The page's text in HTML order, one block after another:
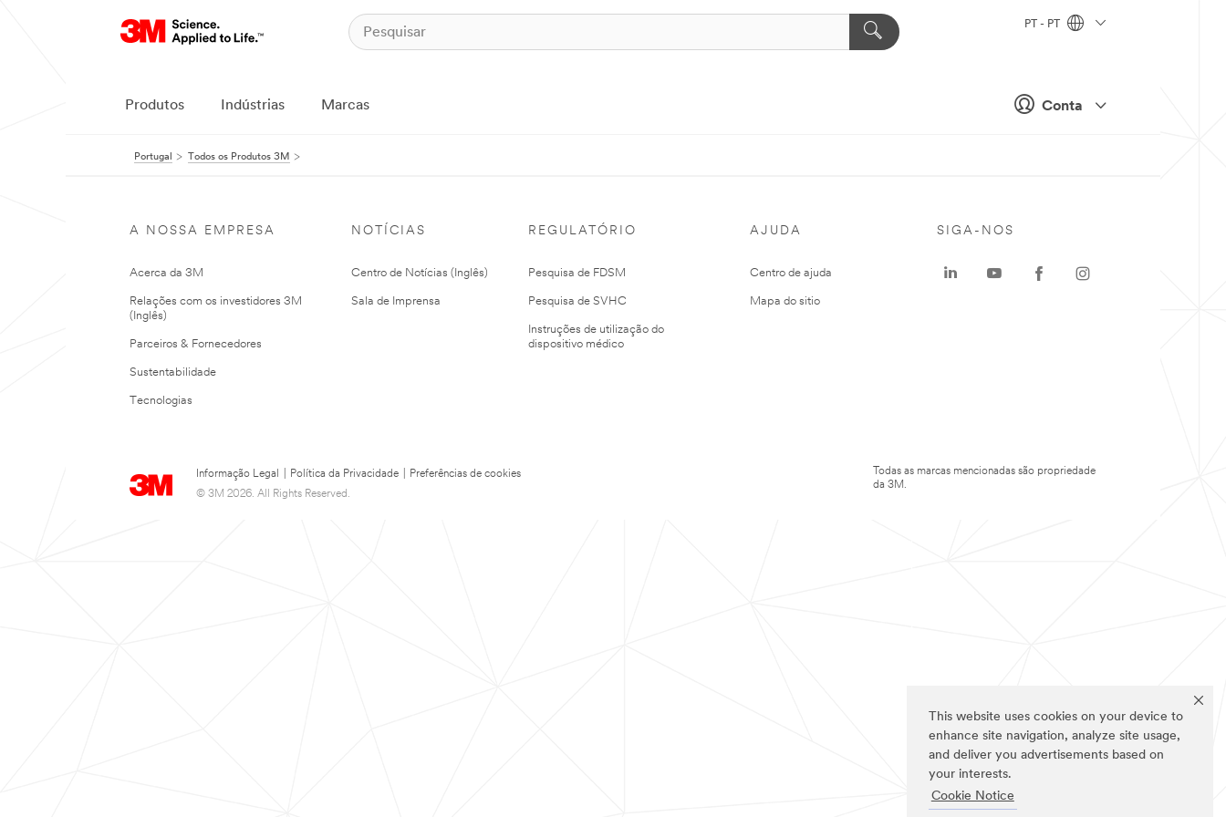
This website uses cookies on your device to
enhance site navigation, analyze site usage,
and deliver you advertisements based on
your interests.
Cookie Notice
Conta
PT - PT
Produtos Indústrias Marcas
Portugal Todos os Produtos 3M
A NOSSA EMPRESA
Acerca da 3M
Relações com os investidores 3M
(Inglês)
Parceiros & Fornecedores
Sustentabilidade
Tecnologias
NOTÍCIAS
Centro de Notícias (Inglês)
Sala de Imprensa
REGULATÓRIO
Pesquisa de FDSM
Pesquisa de SVHC
Instruções de utilização do
dispositivo médico
AJUDA
Centro de ajuda
Mapa do sitio
Informação Legal Política da Privacidade
Preferências de cookies
© 3M 2026. All Rights Reserved.
SIGA-NOS
Todas as marcas mencionadas são propriedade
da 3M.